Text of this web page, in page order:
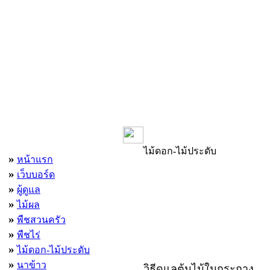
» หน้าแรก
» เว็บบอร์ด
» ผู้ดูแล
» ไม้ผล
» พืชสวนครัว
» พืชไร่
» ไม้ดอก-ไม้ประดับ
» นาข้าว
ไม้ดอก-ไม้ประดับ